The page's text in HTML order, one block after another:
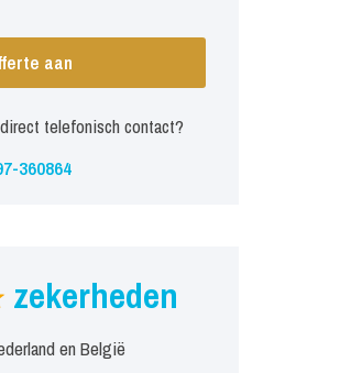
aan
telefonisch contact?
360864
zekerheden
en België